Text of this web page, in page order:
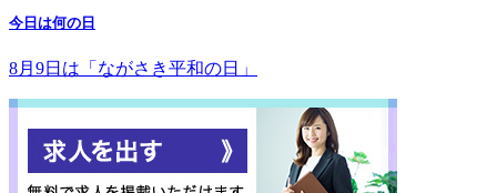
今日は何の日
8月9日は「ながさき平和の日」